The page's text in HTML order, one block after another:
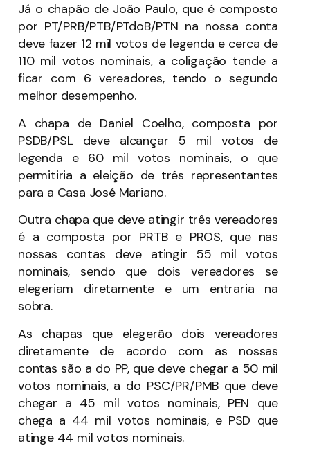
Já o chapão de João Paulo, que é composto
por PT/PRB/PTB/PTdoB/PTN na nossa conta
deve fazer 12 mil votos de legenda e cerca de
110 mil votos nominais, a coligação tende a
ficar com 6 vereadores, tendo o segundo
melhor desempenho.
A chapa de Daniel Coelho, composta por
PSDB/PSL deve alcançar 5 mil votos de
legenda e 60 mil votos nominais, o que
permitiria a eleição de três representantes
para a Casa José Mariano.
Outra chapa que deve atingir três vereadores
é a composta por PRTB e PROS, que nas
nossas contas deve atingir 55 mil votos
nominais, sendo que dois vereadores se
elegeriam diretamente e um entraria na
sobra.
As chapas que elegerão dois vereadores
diretamente de acordo com as nossas
contas são a do PP, que deve chegar a 50 mil
votos nominais, a do PSC/PR/PMB que deve
chegar a 45 mil votos nominais, PEN que
chega a 44 mil votos nominais, e PSD que
atinge 44 mil votos nominais.